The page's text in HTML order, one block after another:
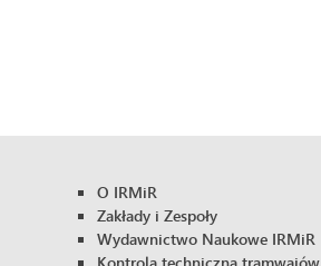
O IRMiR
Zakłady i Zespoły
Wydawnictwo Naukowe IRMiR